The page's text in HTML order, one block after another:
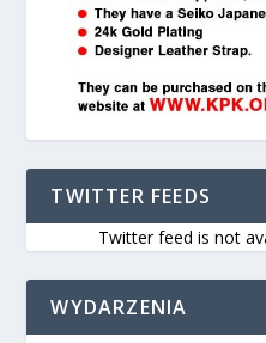
TWITTER FEEDS
Twitter feed is not
WYDARZENIA